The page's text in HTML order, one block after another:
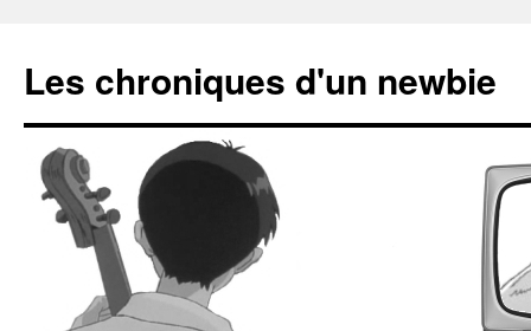
Les chroniques d'un newbie